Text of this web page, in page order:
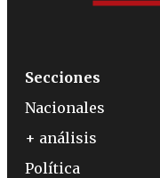
Secciones
Nacionales
+ análisis
Política